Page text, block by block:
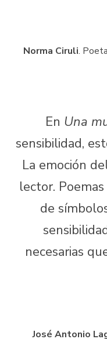
Norma Ciruli.
En Una
sensibilidad,
La emoción
lector.
de
necesarias
José Antonio